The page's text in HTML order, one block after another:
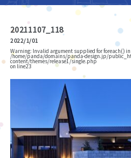
20211107_118
2022/1/01
Warning: Invalid argument supplied for foreach() in
/home/panda/domains/panda-design.jp/
content/themes/release1/single.php
on line23